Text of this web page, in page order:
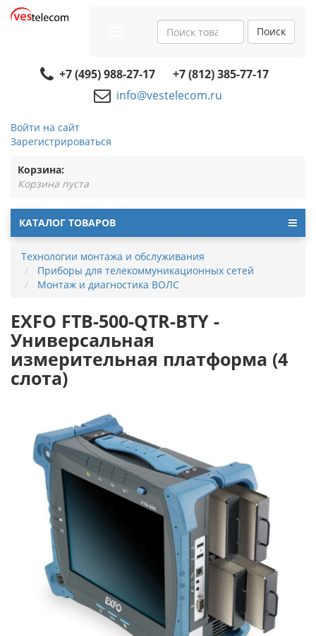
navigation
Поиск
+7 (495) 988-27-17
+7 (812) 385-77-17
info@vestelecom.ru
Войти на сайт
Зарегистрироваться
Корзина:
Корзина пуста
КАТАЛОГ ТОВАРОВ
Технологии монтажа и обслуживания
Приборы для телекоммуникационных сетей
Монтаж и диагностика ВОЛС
EXFO FTB-500-QTR-BTY -
Универсальная
измерительная платформа (4
слота)